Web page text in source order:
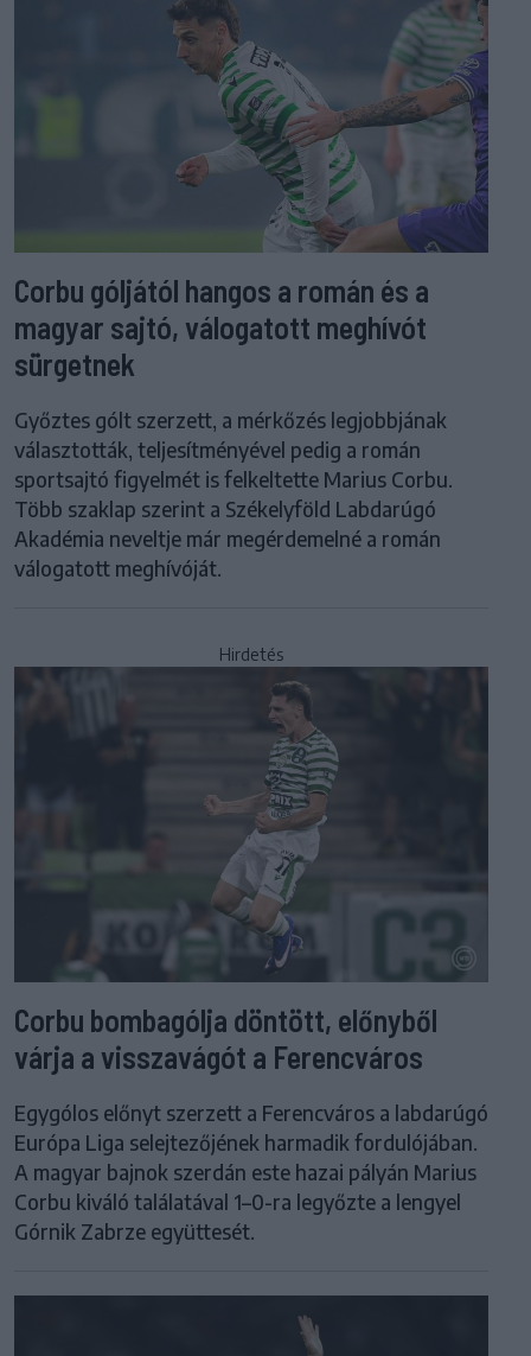
Corbu góljától hangos a román és a
magyar sajtó, válogatott meghívót
sürgetnek
Győztes gólt szerzett, a mérkőzés legjobbjának
választották, teljesítményével pedig a román
sportsajtó figyelmét is felkeltette Marius Corbu.
Több szaklap szerint a Székelyföld Labdarúgó
Akadémia neveltje már megérdemelné a román
válogatott meghívóját.
Hirdetés
Corbu bombagólja döntött, előnyből
várja a visszavágót a Ferencváros
Egygólos előnyt szerzett a Ferencváros a labdarúgó
Európa Liga selejtezőjének harmadik fordulójában.
A magyar bajnok szerdán este hazai pályán Marius
Corbu kiváló találatával 1–0-ra legyőzte a lengyel
Górnik Zabrze együttesét.